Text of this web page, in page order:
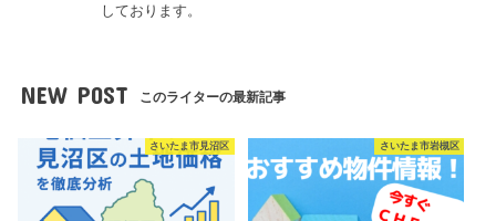
しております。
NEW POST このライターの最新記事
さいたま市見沼区 さいたま市岩槻区